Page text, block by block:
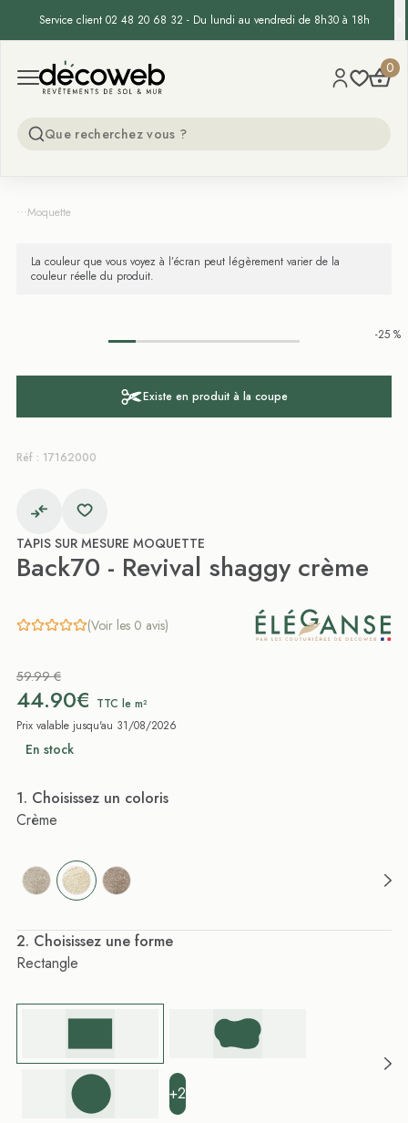
Service client 02 48 20 68 32 - Du lundi au vendredi de 8h30 à 18h
Open menu
Decoweb 0
...Moquette
La couleur que vous voyez à l’écran peut légèrement varier de la
couleur réelle du produit.
-25 %
Existe en produit à la coupe
Réf : 17162000
TAPIS SUR MESURE MOQUETTE
Back70 - Revival shaggy crème
(Voir les 0 avis)
59.99 €
44.90€ TTC le m²
Prix valable jusqu'au 31/08/2026
En stock
. Choisissez un coloris
Crème
. Choisissez une forme
Rectangle
+2